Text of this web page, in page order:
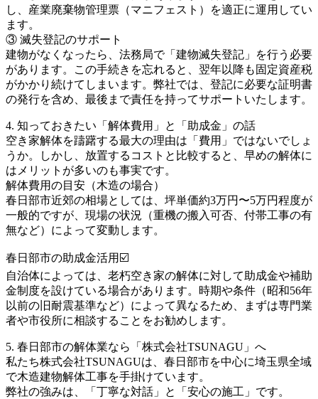
し、産業廃棄物管理票（マニフェスト）を適正に運用してい
ます。
③ 滅失登記のサポート
建物がなくなったら、法務局で「建物滅失登記」を行う必要
があります。この手続きを忘れると、翌年以降も固定資産税
がかかり続けてしまいます。弊社では、登記に必要な証明書
の発行を含め、最後まで責任を持ってサポートいたします。
4. 知っておきたい「解体費用」と「助成金」の話
空き家解体を躊躇する最大の理由は「費用」ではないでしょ
うか。しかし、放置するコストと比較すると、早めの解体に
はメリットが多いのも事実です。
解体費用の目安（木造の場合）
春日部市近郊の相場としては、坪単価約3万円〜5万円程度が
一般的ですが、現場の状況（重機の搬入可否、付帯工事の有
無など）によって変動します。
春日部市の助成金活用☑️
自治体によっては、老朽空き家の解体に対して助成金や補助
金制度を設けている場合があります。時期や条件（昭和56年
以前の旧耐震基準など）によって異なるため、まずは専門業
者や市役所に相談することをお勧めします。
5. 春日部市の解体業なら「株式会社TSUNAGU」へ
私たち株式会社TSUNAGUは、春日部市を中心に埼玉県全域
で木造建物解体工事を手掛けています。
弊社の強みは、「丁寧な対話」と「安心の施工」です。